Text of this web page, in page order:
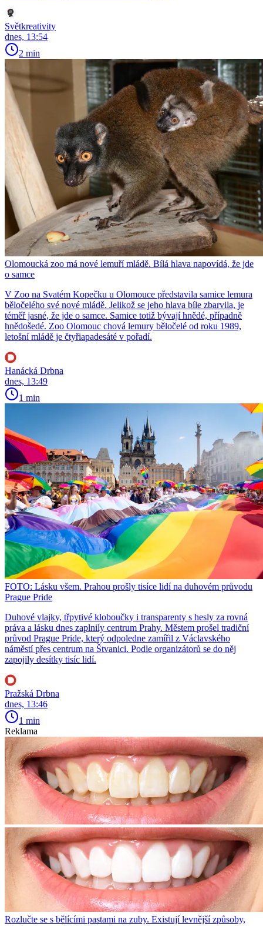
Světkreativity
dnes, 13:54
2 min
Olomoucká zoo má nové lemuří mládě. Bílá hlava napovídá, že jde
o samce
V Zoo na Svatém Kopečku u Olomouce představila samice lemura
běločelého své nové mládě. Jelikož se jeho hlava bíle zbarvila, je
téměř jasné, že jde o samce. Samice totiž bývají hnědé, případně
hnědošedé. Zoo Olomouc chová lemury běločelé od roku 1989,
letošní mládě je čtyřiapadesáté v pořadí.
Hanácká Drbna
dnes, 13:49
1 min
FOTO: Lásku všem. Prahou prošly tisíce lidí na duhovém průvodu
Prague Pride
Duhové vlajky, třpytivé kloboučky i transparenty s hesly za rovná
práva a lásku dnes zaplnily centrum Prahy. Městem prošel tradiční
průvod Prague Pride, který odpoledne zamířil z Václavského
náměstí přes centrum na Štvanici. Podle organizátorů se do něj
zapojily desítky tisíc lidí.
Pražská Drbna
dnes, 13:46
1 min
Reklama
Rozlučte se s bělícími pastami na zuby. Existují levnější způsoby,